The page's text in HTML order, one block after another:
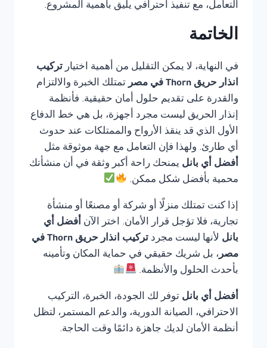
التعامل، مع تنفيذ احترافي يليق بأهمية المشروع.
الخاتمة
في النهاية، لا يمكن التقليل من أهمية اختيار تركيب
انذار حريق Thorn في مصر
تمتلك الخبرة والالتزام
والقدرة على تقديم حلول أمان حقيقية. فأنظمة
إنذار الحريق ليست مجرد أجهزة، بل هي خط الدفاع
الأول الذي قد ينقذ الأرواح والممتلكات عند حدوث
أي طارئ. ولهذا فإن التعامل مع جهة موثوقة مثل
أفضل أي بانل يمنحك راحة أكبر وثقة في أن منشأتك
محمية بأفضل شكل ممكن.
إذا كنت تمتلك منزلًا أو شركة أو مصنعًا أو منشأة
تجارية، فلا تؤجل قرار الأمان. اختر الآن أفضل أي
بانل لأنها ليست مجرد
تركيب انذار حريق Thorn في
مصر، بل شريك حقيقي في حماية المكان وتأمينه
بأحدث الحلول والأنظمة.
أفضل أي بانل توفر لك الجودة، الخبرة، التركيب
الاحترافي، الصيانة الدورية، والدعم المستمر، لتظل
أنظمة الأمان لديك جاهزة دائمًا وقت الحاجة.